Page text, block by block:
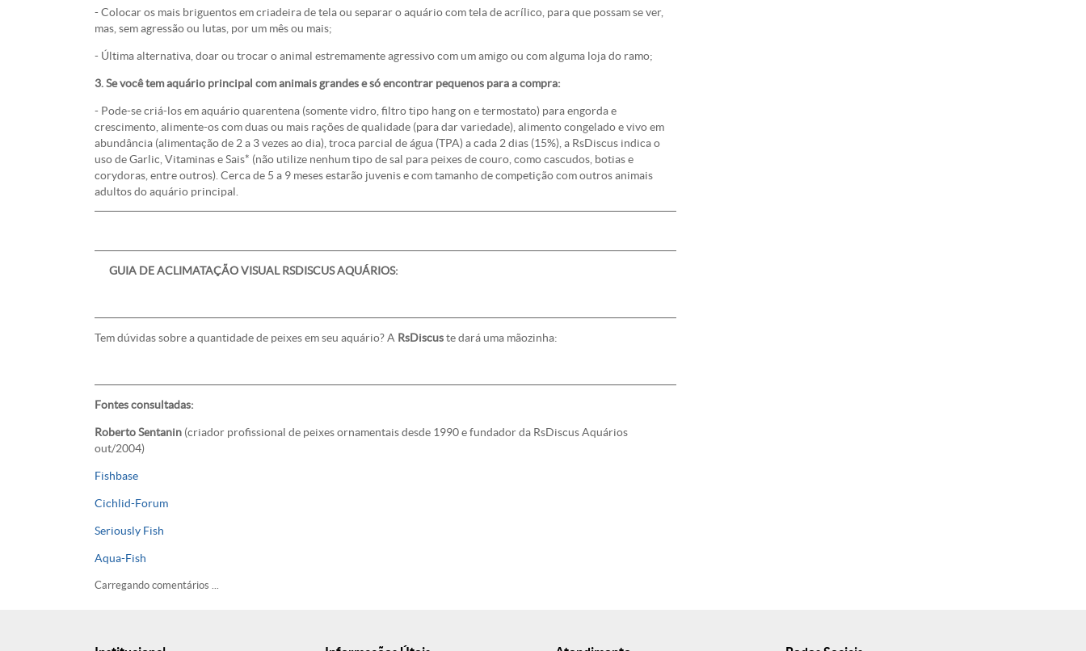
- Colocar os mais briguentos em criadeira de tela ou separar o aquário com tela de acrílico, para que possam se ver,
mas, sem agressão ou lutas, por um mês ou mais;
- Última alternativa, doar ou trocar o animal estremamente agressivo com um amigo ou com alguma loja do ramo;
3. Se você tem aquário principal com animais grandes e só encontrar pequenos para a compra:
- Pode-se criá-los em aquário quarentena (somente vidro, filtro tipo hang on e termostato) para engorda e
crescimento, alimente-os com duas ou mais rações de qualidade (para dar variedade), alimento congelado e vivo em
abundância (alimentação de 2 a 3 vezes ao dia), troca parcial de água (TPA) a cada 2 dias (15%), a RsDiscus indica o
uso de Garlic, Vitaminas e Sais* (não utilize nenhum tipo de sal para peixes de couro, como cascudos, botias e
corydoras, entre outros). Cerca de 5 a 9 meses estarão juvenis e com tamanho de competição com outros animais
adultos do aquário principal.
GUIA DE ACLIMATAÇÃO VISUAL RSDISCUS AQUÁRIOS:
Tem dúvidas sobre a quantidade de peixes em seu aquário? A RsDiscuste dará uma mãozinha:
Fontes consultadas:
Roberto Sentanin (criador profissional de peixes ornamentais desde 1990 e fundador da RsDiscus Aquários
out/2004)
Fishbase
Cichlid-Forum
Seriously Fish
Aqua-Fish
Carregando comentários ...